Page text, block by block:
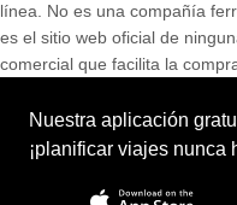
línea. No es una compañía
es el sitio web oficial de
comercial que facilita la
Nuestra aplicación
¡planificar viajes nunca